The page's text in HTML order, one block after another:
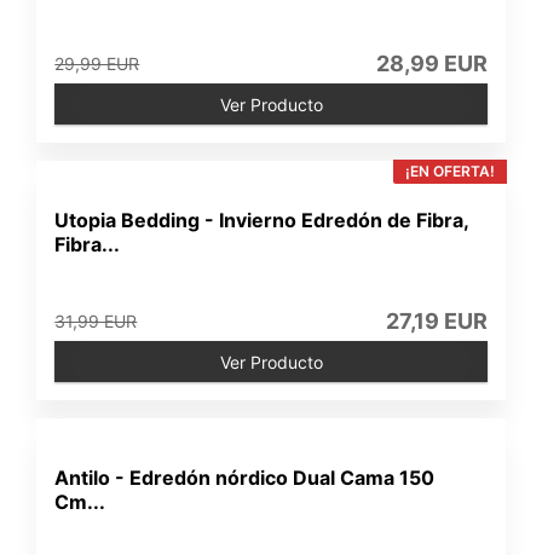
29,99 EUR 28,99 EUR
Ver Producto
¡EN OFERTA!
Utopia Bedding - Invierno Edredón de Fibra,
Fibra...
31,99 EUR 27,19 EUR
Ver Producto
Antilo - Edredón nórdico Dual Cama 150
Cm...